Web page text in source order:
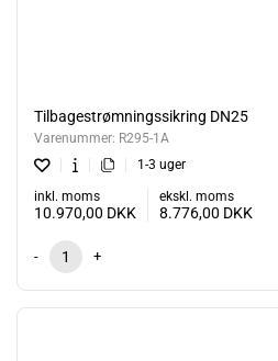
Tilbagestrømningssikring DN25
Varenummer: R295-1A
1-3 uger
inkl. moms
10.970,00 DKK
ekskl. moms
8.776,00 DKK
- +